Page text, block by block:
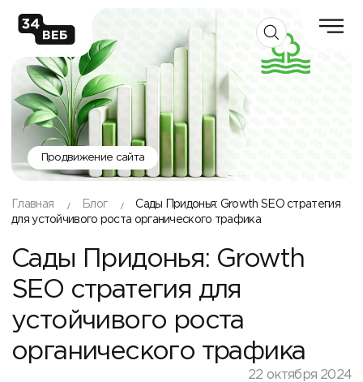
Продвижение сайта
Главная Блог
Сады Придонья: Growth SEO стратегия
для устойчивого роста органического трафика
Сады Придонья: Growth
SEO стратегия для
устойчивого роста
органического трафика
22 октября 2024